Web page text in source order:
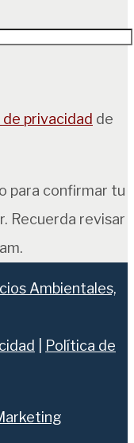
privacidad de
para confirmar tu
Recuerda revisar
Ambientales,
Política de